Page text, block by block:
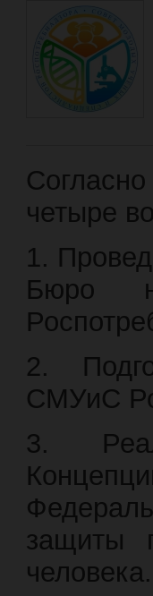
четыре
1.
Бюро
2.
СМУиС
3.
защиты
человека.